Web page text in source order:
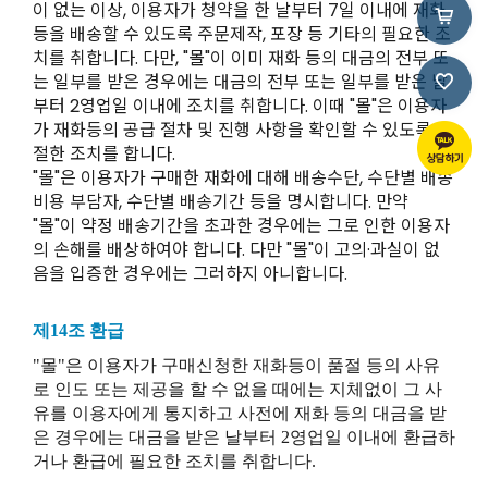
이 없는 이상, 이용자가 청약을 한 날부터 7일 이내에 재화
등을 배송할 수 있도록 주문제작, 포장 등 기타의 필요한 조
치를 취합니다. 다만, "몰"이 이미 재화 등의 대금의 전부 또
는 일부를 받은 경우에는 대금의 전부 또는 일부를 받은 날
부터 2영업일 이내에 조치를 취합니다. 이때 "몰"은 이용자
가 재화등의 공급 절차 및 진행 사항을 확인할 수 있도록 적
절한 조치를 합니다.
"몰"은 이용자가 구매한 재화에 대해 배송수단, 수단별 배송
비용 부담자, 수단별 배송기간 등을 명시합니다. 만약
"몰"이 약정 배송기간을 초과한 경우에는 그로 인한 이용자
의 손해를 배상하여야 합니다. 다만 "몰"이 고의·과실이 없
음을 입증한 경우에는 그러하지 아니합니다.
제14조 환급
"몰"은 이용자가 구매신청한 재화등이 품절 등의 사유
로 인도 또는 제공을 할 수 없을 때에는 지체없이 그 사
유를 이용자에게 통지하고 사전에 재화 등의 대금을 받
은 경우에는 대금을 받은 날부터 2영업일 이내에 환급하
거나 환급에 필요한 조치를 취합니다.